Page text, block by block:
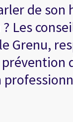
de son
Les
Grenu,